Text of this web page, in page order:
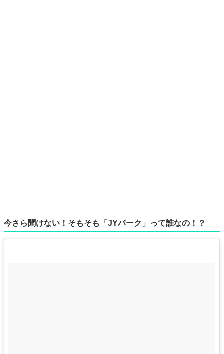
今さら聞けない！そもそも「JYパーク」って誰なの！？